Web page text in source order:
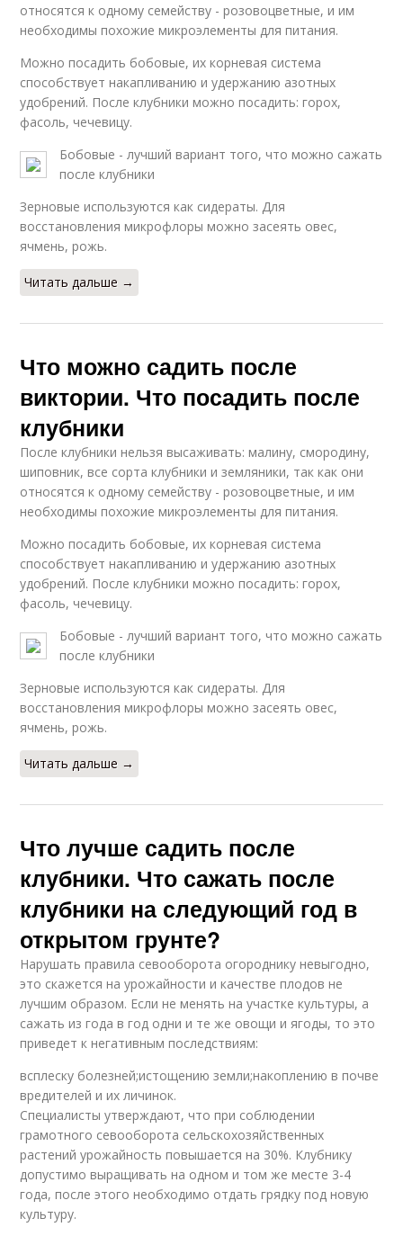
относятся к одному семейству - розовоцветные, и им
необходимы похожие микроэлементы для питания.
Можно посадить бобовые, их корневая система
способствует накапливанию и удержанию азотных
удобрений. После клубники можно посадить: горох,
фасоль, чечевицу.
Бобовые - лучший вариант того, что можно сажать
после клубники
Зерновые используются как сидераты. Для
восстановления микрофлоры можно засеять овес,
ячмень, рожь.
Читать дальше →
Что можно садить после
виктории. Что посадить после
клубники
После клубники нельзя высаживать: малину, смородину,
шиповник, все сорта клубники и земляники, так как они
относятся к одному семейству - розовоцветные, и им
необходимы похожие микроэлементы для питания.
Можно посадить бобовые, их корневая система
способствует накапливанию и удержанию азотных
удобрений. После клубники можно посадить: горох,
фасоль, чечевицу.
Бобовые - лучший вариант того, что можно сажать
после клубники
Зерновые используются как сидераты. Для
восстановления микрофлоры можно засеять овес,
ячмень, рожь.
Читать дальше →
Что лучше садить после
клубники. Что сажать после
клубники на следующий год в
открытом грунте?
Нарушать правила севооборота огороднику невыгодно,
это скажется на урожайности и качестве плодов не
лучшим образом. Если не менять на участке культуры, а
сажать из года в год одни и те же овощи и ягоды, то это
приведет к негативным последствиям:
всплеску болезней;истощению земли;накоплению в почве
вредителей и их личинок.
Специалисты утверждают, что при соблюдении
грамотного севооборота сельскохозяйственных
растений урожайность повышается на 30%. Клубнику
допустимо выращивать на одном и том же месте 3-4
года, после этого необходимо отдать грядку под новую
культуру.